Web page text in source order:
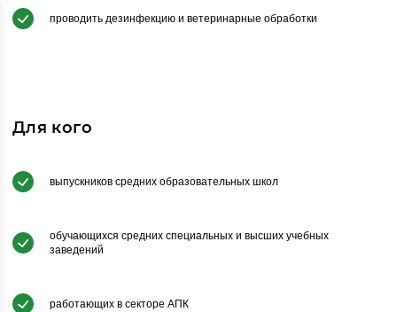
проводить дезинфекцию и ветеринарные обработки
Для кого
выпускников средних образовательных школ
обучающихся средних специальных и высших учебных
заведений
работающих в секторе АПК